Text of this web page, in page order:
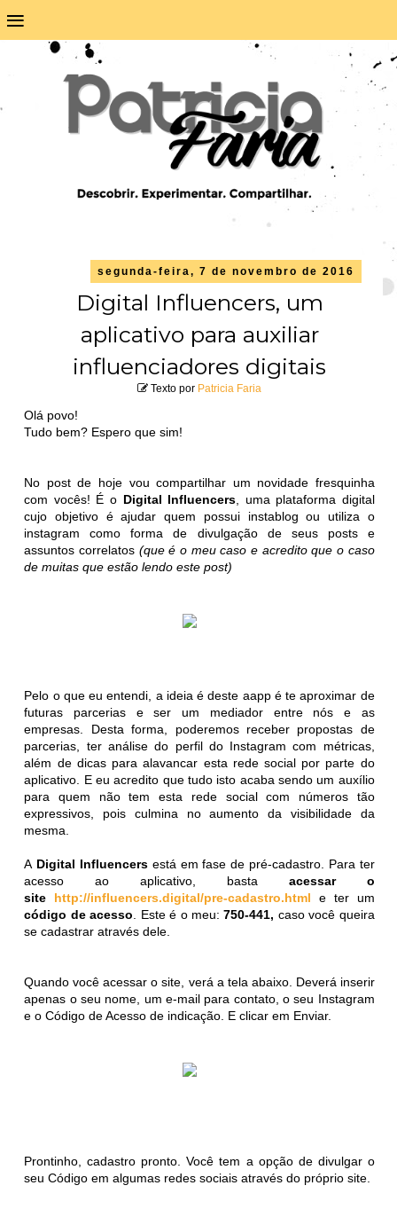
≡
segunda-feira, 7 de novembro de 2016
Digital Influencers, um
aplicativo para auxiliar
influenciadores digitais
Texto por Patricia Faria
Olá povo!
Tudo bem? Espero que sim!
No post de hoje vou compartilhar um novidade fresquinha
com vocês! É o Digital Influencers , uma plataforma digital
cujo objetivo é ajudar quem possui instablog ou utiliza o
instagram como forma de divulgação de seus posts e
assuntos correlatos (que é o meu caso e acredito que o caso
de muitas que estão lendo este post)
Pelo o que eu entendi, a ideia é deste aapp é te aproximar de
futuras parcerias e ser um mediador entre nós e as
empresas. Desta forma, poderemos receber propostas de
parcerias, ter análise do perfil do Instagram com métricas,
além de dicas para alavancar esta rede social por parte do
aplicativo. E eu acredito que tudo isto acaba sendo um auxílio
para quem não tem esta rede social com números tão
expressivos, pois culmina no aumento da visibilidade da
mesma.
A Digital Influencers está em fase de pré-cadastro. Para ter
acesso ao aplicativo, basta acessar o
site
http://influencers.digital/pre-cadastro.html e ter um
código de acesso . Este é o meu:750-441, caso você queira
se cadastrar através dele.
Quando você acessar o site, verá a tela abaixo. Deverá inserir
apenas o seu nome, um e-mail para contato, o seu Instagram
e o Código de Acesso de indicação. E clicar em Enviar.
Prontinho, cadastro pronto. Você tem a opção de divulgar o
seu Código em algumas redes sociais através do próprio site.